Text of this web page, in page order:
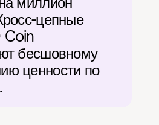
цепные
Coin
бесшовному
ценности по